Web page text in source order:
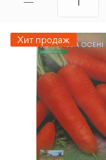
Хит продаж